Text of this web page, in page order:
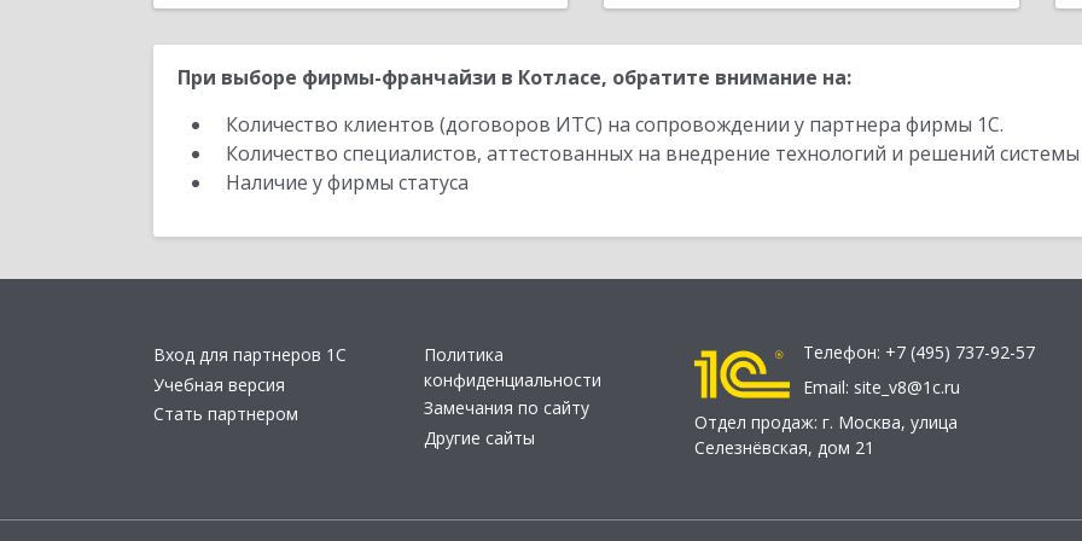
При выборе фирмы-франчайзи в Котласе, обратите внимание на:
Количество клиентов (договоров ИТС) на сопровождении у партнера фирмы 1С.
Количество специалистов, аттестованных на внедрение технологий и решений
Наличие у фирмы статуса
Вход для партнеров 1С
Учебная версия
Стать партнером
Политика
конфиденциальности
Замечания по сайту
Другие сайты
Телефон: +7 (495) 737-92-57
Email: site_v8@1c.ru
Отдел продаж: г. Москва, улица
Селезнёвская, дом 21